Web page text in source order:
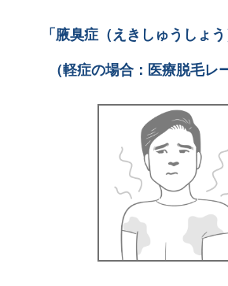
「腋臭症（えきしゅうしょ
（軽症の場合：医療脱毛レ